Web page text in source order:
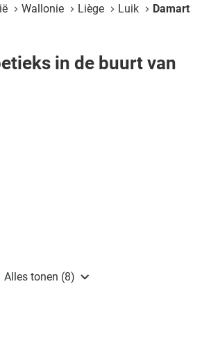
Wallonie Liège Luik Damart
in de buurt van
Alles tonen (8)
boetieks